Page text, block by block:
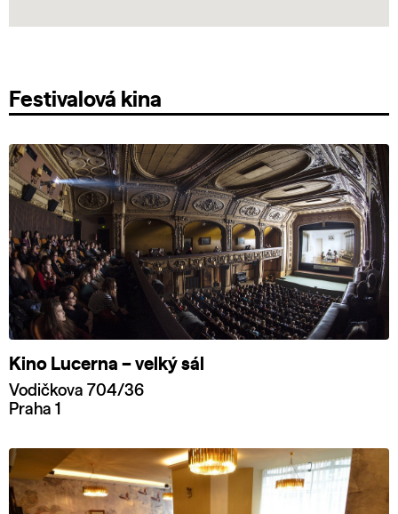
Festivalová kina
Kino Lucerna – velký sál
Vodičkova 704/36
Praha 1